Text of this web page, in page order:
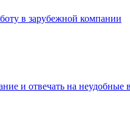
в зарубежной компании
и отвечать на неудобные